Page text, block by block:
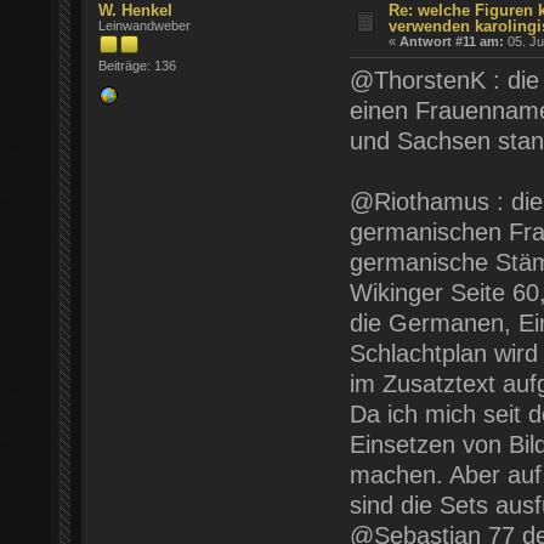
W. Henkel
Leinwandweber
Beiträge: 136
Re: welche Figuren
verwenden
«Antwort #11 am: 05.
@ThorstenK :
einen
und Sachsen
@Riothamus :
germanischen
germanische
Wikinger Seite
die Germanen,
Schlachtplan
im Zusatztext
Da ich mich seit
Einsetzen von
machen. Aber
sind die Sets
@Sebastian 77